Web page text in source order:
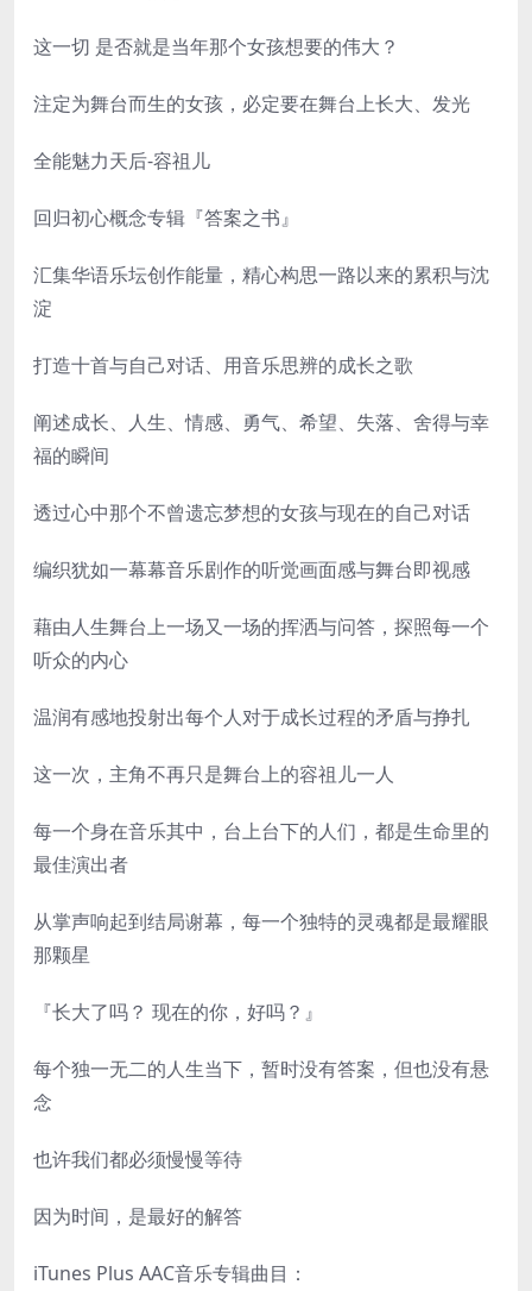
这一切 是否就是当年那个女孩想要的伟大？
注定为舞台而生的女孩，必定要在舞台上长大、发光
全能魅力天后-容祖儿
回归初心概念专辑『答案之书』
汇集华语乐坛创作能量，精心构思一路以来的累积与沈
淀
打造十首与自己对话、用音乐思辨的成长之歌
阐述成长、人生、情感、勇气、希望、失落、舍得与幸
福的瞬间
透过心中那个不曾遗忘梦想的女孩与现在的自己对话
编织犹如一幕幕音乐剧作的听觉画面感与舞台即视感
藉由人生舞台上一场又一场的挥洒与问答，探照每一个
听众的内心
温润有感地投射出每个人对于成长过程的矛盾与挣扎
这一次，主角不再只是舞台上的容祖儿一人
每一个身在音乐其中，台上台下的人们，都是生命里的
最佳演出者
从掌声响起到结局谢幕，每一个独特的灵魂都是最耀眼
那颗星
『长大了吗？ 现在的你，好吗？』
每个独一无二的人生当下，暂时没有答案，但也没有悬
念
也许我们都必须慢慢等待
因为时间，是最好的解答
iTunes Plus AAC音乐专辑曲目：